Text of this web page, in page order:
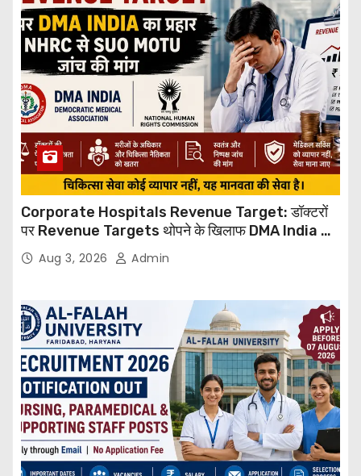
Corporate Hospitals Revenue Target: डॉक्टरों
पर Revenue Targets थोपने के खिलाफ DMA India का
बड़ा कदम, NHRC से Suo Motu जांच की मांग
Aug 3, 2026 Admin